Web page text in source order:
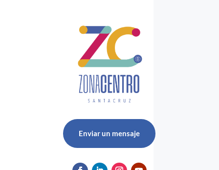
Enviar un mensaje